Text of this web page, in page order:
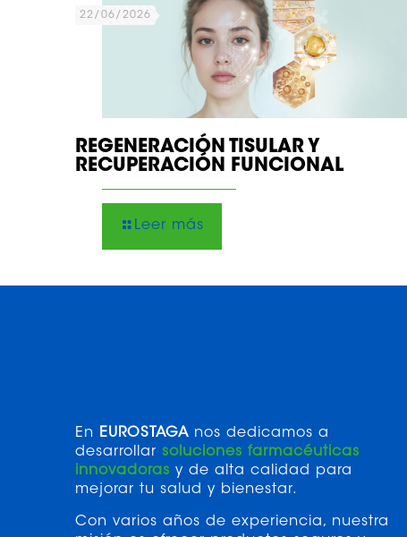
22/06/2026
REGENERACIÓN TISULAR Y
RECUPERACIÓN FUNCIONAL
Leer más
En EUROSTAGA nos dedicamos a
desarrollar soluciones farmacéuticas
innovadoras y de alta calidad para
mejorar tu salud y bienestar.
Con varios años de experiencia, nuestra